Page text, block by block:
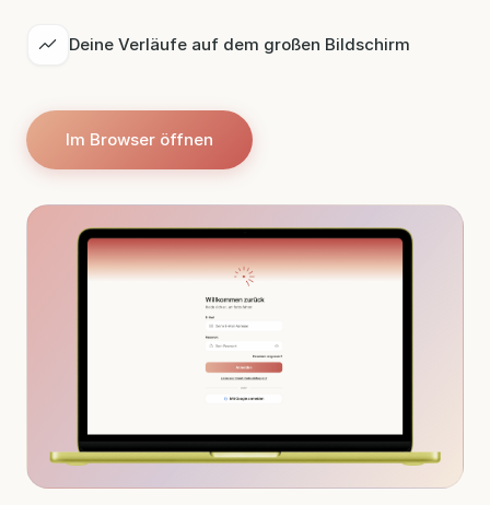
Deine Verläufe auf dem großen Bildschirm
Im Browser öffnen